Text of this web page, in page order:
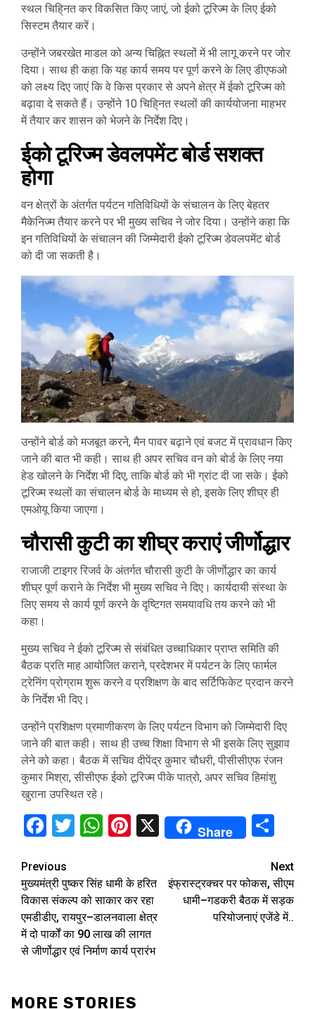
स्थल चिहि्नत कर विकसित किए जाएं, जो ईको टूरिज्म के लिए ईको
सिस्टम तैयार करें।
उन्होंने जबरखेत माडल को अन्य चिह्नित स्थलों में भी लागू करने पर जोर
दिया। साथ ही कहा कि यह कार्य समय पर पूर्ण करने के लिए डीएफओ
को लक्ष्य दिए जाएं कि वे किस प्रकार से अपने क्षेत्र में ईको टूरिज्म को
बढ़ावा दे सकते हैं। उन्होंने 10 चिहि्नत स्थलों की कार्ययोजना माहभर
में तैयार कर शासन को भेजने के निर्देश दिए।
ईको टूरिज्म डेवलपमेंट बोर्ड सशक्त
होगा
वन क्षेत्रों के अंतर्गत पर्यटन गतिविधियों के संचालन के लिए बेहतर
मैकेनिज्म तैयार करने पर भी मुख्य सचिव ने जोर दिया। उन्होंने कहा कि
इन गतिविधियों के संचालन की जिम्मेदारी ईको टूरिज्म डेवलपमेंट बोर्ड
को दी जा सकती है।
उन्होंने बोर्ड को मजबूत करने, मैन पावर बढ़ाने एवं बजट में प्रावधान किए
जाने की बात भी कही। साथ ही अपर सचिव वन को बोर्ड के लिए नया
हेड खोलने के निर्देश भी दिए, ताकि बोर्ड को भी ग्रांट दी जा सके। ईको
टूरिज्म स्थलों का संचालन बोर्ड के माध्यम से हो, इसके लिए शीघ्र ही
एमओयू किया जाएगा।
चौरासी कुटी का शीघ्र कराएं जीर्णोद्धार
राजाजी टाइगर रिजर्व के अंतर्गत चौरासी कुटी के जीर्णाेद्धार का कार्य
शीघ्र पूर्ण कराने के निर्देश भी मुख्य सचिव ने दिए। कार्यदायी संस्था के
लिए समय से कार्य पूर्ण करने के दृष्टिगत समयावधि तय करने को भी
कहा।
मुख्य सचिव ने ईको टूरिज्म से संबंधित उच्चाधिकार प्राप्त समिति की
बैठक प्रति माह आयोजित कराने, प्रदेशभर में पर्यटन के लिए फार्मल
ट्रेनिंग प्रोग्राम शुरू करने व प्रशिक्षण के बाद सर्टिफिकेट प्रदान करने
के निर्देश भी दिए।
उन्होंने प्रशिक्षण प्रमाणीकरण के लिए पर्यटन विभाग को जिम्मेदारी दिए
जाने की बात कही। साथ ही उच्च शिक्षा विभाग से भी इसके लिए सुझाव
लेने को कहा। बैठक में सचिव दीपेंद्र कुमार चौधरी, पीसीसीएफ रंजन
कुमार मिश्रा, सीसीएफ ईको टूरिज्म पीके पात्रो, अपर सचिव हिमांशु
खुराना उपस्थित रहे।
Facebook
Twitter
WhatsApp
Pinterest
X Share
Continue
Reading
Previous
मुख्यमंत्री पुष्कर सिंह धामी के हरित
विकास संकल्प को साकार कर रहा
एमडीडीए, रायपुर–डालनवाला क्षेत्र
में दो पार्कों का ₹90 लाख की लागत
से जीर्णोद्धार एवं निर्माण कार्य प्रारंभ
Next
इंफ्रास्ट्रक्चर पर फोकस, सीएम
धामी–गडकरी बैठक में सड़क
परियोजनाएं एजेंडे में..
MORE STORIES